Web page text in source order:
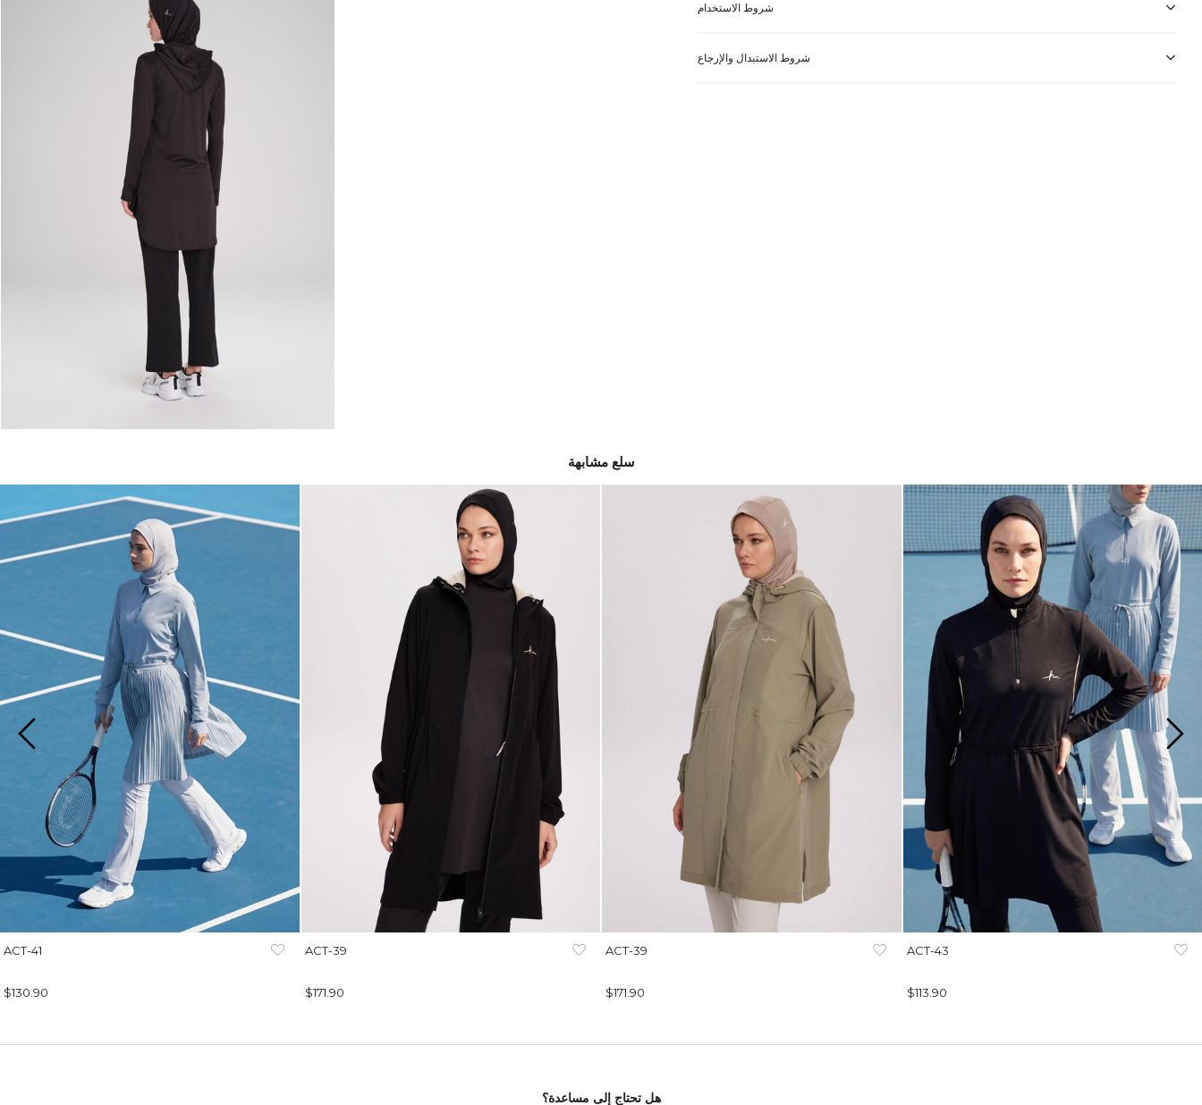
شروط الاستخدام
شروط الاستبدال والإرجاع
سلع مشابهة
ACT-41
$130.90
ACT-39
$171.90
ACT-39
$171.90
ACT-43
$113.90
هل تحتاج إلى مساعدة؟